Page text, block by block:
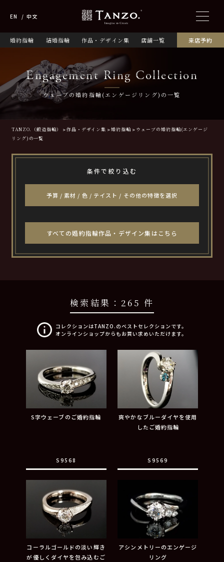
婚約指輪 結婚指輪 作品・デザイン集 店舗一覧 来店予約
EN 中文
Engagement Ring Collection
ウェーブの婚約指輪(エンゲージリング)の一覧
TANZO.（鍛造指輪） 作品・デザイン集 婚約指輪
ウェーブの婚約指輪(エンゲージ
リング)の一覧
条件で絞り込む
予算 / 素材 / 色 / テイスト / その他の特徴を選択
すべての婚約指輪作品・デザイン集はこちら
検索結果： 265 件
コレクションはTANZO.のベストセレクションです。
オンラインショップからもお買い求めいただけます。
S字ウェーブのご婚約指輪
S9568
爽やかなブルーダイヤを使用
したご婚約指輪
S9569
コーラルゴールドの淡い輝き
が優しくダイヤを包み込むご
アシンメトリーのエンゲージ
リング